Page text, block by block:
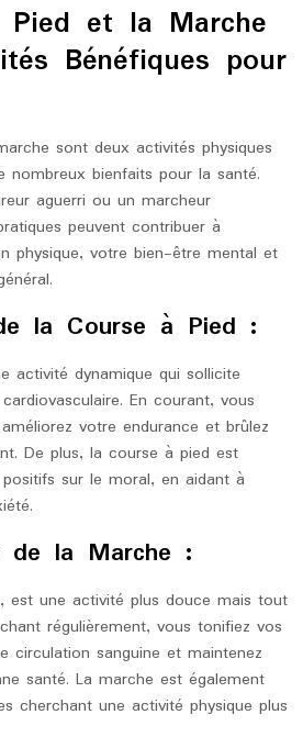
marathon
et la Marche
Bénéfiques pour
sont deux activités physiques
nombreux bienfaits pour la santé.
aguerri ou un marcheur
peuvent contribuer à
physique, votre bien-être mental et
la Course à Pied :
activité dynamique qui sollicite
En courant, vous
votre endurance et brûlez
De plus, la course à pied est
sur le moral, en aidant à
de la Marche :
est une activité plus douce mais tout
régulièrement, vous tonifiez vos
circulation sanguine et maintenez
santé. La marche est également
cherchant une activité physique plus